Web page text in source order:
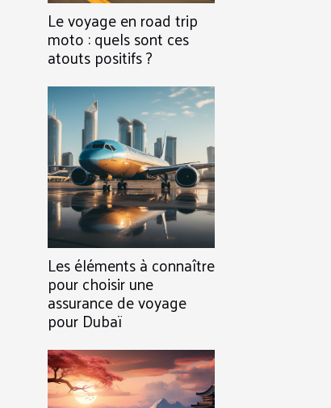
Le voyage en road trip
moto : quels sont ces
atouts positifs ?
Les éléments à connaître
pour choisir une
assurance de voyage
pour Dubaï